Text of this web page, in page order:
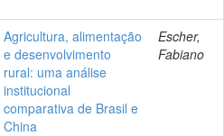
Agricultura, alimentação
e desenvolvimento
rural: uma análise
institucional
comparativa de Brasil e
China
Escher,
Fabiano